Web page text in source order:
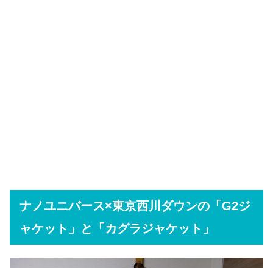
ナノユニバース×東京西川ダウンの「G2ジ
ャケット」と「カグラジャケット」